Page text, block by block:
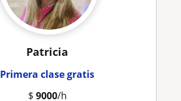
Patricia
Primera clase gratis
$ 9000/h